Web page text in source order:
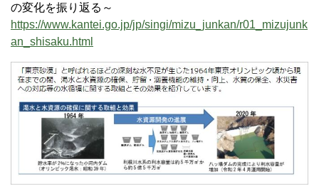
の変化を振り返る～
https://www.kantei.go.jp/jp/singi/mizu_junkan/r01_mizujunk
an_shisaku.html